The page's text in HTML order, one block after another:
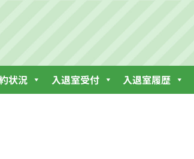
状況 入退室受付 入退室履歴